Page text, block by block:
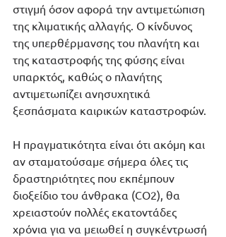
στιγμή όσον αφορά την αντιμετώπιση
της κλιματικής αλλαγής. Ο κίνδυνος
της υπερθέρμανσης του πλανήτη και
της καταστροφής της φύσης είναι
υπαρκτός, καθώς ο πλανήτης
αντιμετωπίζει ανησυχητικά
ξεσπάσματα καιρικών καταστροφών.
Η πραγματικότητα είναι ότι ακόμη και
αν σταματούσαμε σήμερα όλες τις
δραστηριότητες που εκπέμπουν
διοξείδιο του άνθρακα (CO2), θα
χρειαστούν πολλές εκατοντάδες
χρόνια για να μειωθεί η συγκέντρωσή